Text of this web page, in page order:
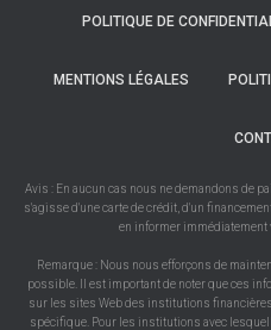
POLITIQUE DE
MENTIONS LÉGALES
Avis : En aucun cas nous ne demandons de
s'agisse d'une carte de crédit, d'un
en informer immédiatement
Remarque : Nous nous efforçons de
possible. Il est important de noter que ces
sur les sites Web des institutions
spécifique. Pour les institutions avec